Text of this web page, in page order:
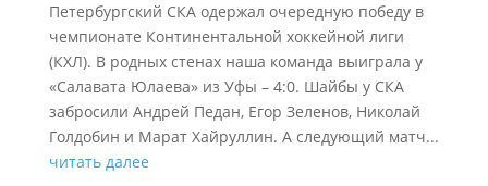
Петербургский СКА одержал очередную победу в
чемпионате Континентальной хоккейной лиги
(КХЛ). В родных стенах наша команда выиграла у
«Салавата Юлаева» из Уфы – 4:0. Шайбы у СКА
забросили Андрей Педан, Егор Зеленов, Николай
Голдобин и Марат Хайруллин. А следующий матч...
читать далее